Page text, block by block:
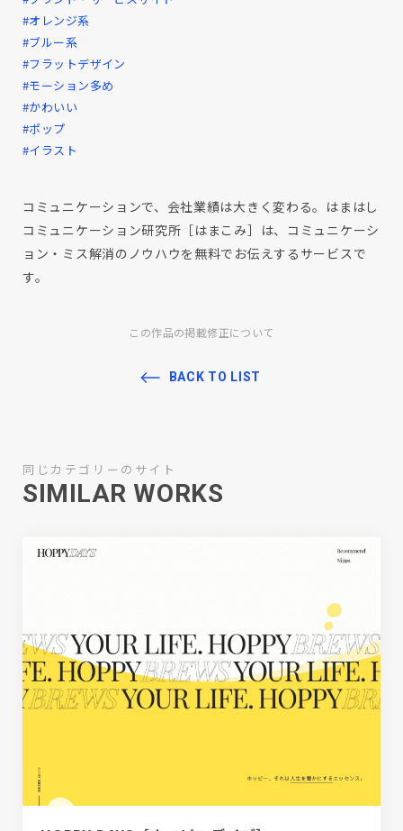
#オレンジ系
#ブルー系
#フラットデザイン
#モーション多め
#かわいい
#ポップ
#イラスト
コミュニケーションで、会社業績は大きく変わる。はまはし
コミュニケーション研究所［はまこみ］は、コミュニケーシ
ョン・ミス解消のノウハウを無料でお伝えするサービスで
す。
この作品の掲載修正について
BACK TO LIST
同じカテゴリーのサイト
SIMILAR WORKS